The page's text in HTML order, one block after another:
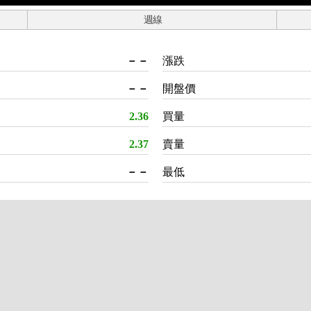
週線
－－
－－
2.36
2.37
－－
漲跌
開盤價
買量
賣量
最低